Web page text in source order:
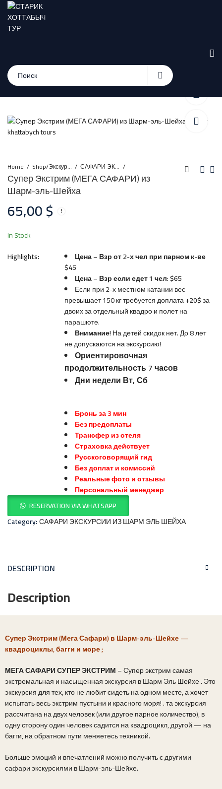
Home Shop/Экскурсии САФАРИ ЭКСКУРСИИ ИЗ ШАРМ ЭЛЬ ШЕЙХА
Супер Экстрим (МЕГА САФАРИ) из
Шарм-эль-Шейха
65,00$
In Stock
Highlights:
Цена – Взр от 2-х чел при парном к-ве
$45
Цена – Взр если едет 1 чел: $65
Если при 2-х местном катании вес
превышает 150 кг требуется доплата+20$за
двоих за отдельный квадро и полет на
парашюте.
Внимание!На детей скидок нет. До 8 лет
не допускаются на экскурсию!
Ориентировочная
продолжительность 7 часов
Дни недели Вт, Сб
Бронь за 3 мин
Без предоплаты
Трансфер из отеля
Страховка действует
Русскоговорящий гид
Без доплат и комиссий
Реальные фото и отзывы
Персональный менеджер
RESERVATION VIA WHATSAPP
Category:САФАРИ ЭКСКУРСИИ ИЗ ШАРМ ЭЛЬ ШЕЙХА
DESCRIPTION
Description
Супер Экстрим (Мега Сафари) в Шарм-эль-Шейхе —
квадроциклы, багги и море ;
МЕГА САФАРИ СУПЕР ЭКСТРИМ –Супер экстрим самая
экстремальная и насыщенная экскурсия в Шарм Эль Шейхе . Это
экскурсия для тех, кто не любит сидеть на одном месте, а хочет
испытать весь экстрим пустыни и красного моря! . та экскурсия
рассчитана на двух человек (или другое парное количество), в
одну сторону один человек садится на квадроцикл, другой — на
багги, на обратном пути меняетесь техникой.
Больше эмоций и впечатлений можно получить с другими
сафари экскурсиями в Шарм-эль-Шейхе.